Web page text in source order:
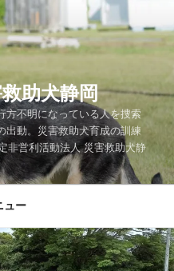
助犬静岡
方不明になっている人を捜索
出動。災害救助犬育成の訓練
非営利活動法人 災害救助犬静
ュー